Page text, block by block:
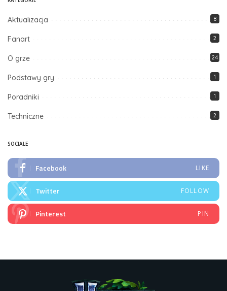
Aktualizacja 8
Fanart 2
O grze 24
Podstawy gry 1
Poradniki 1
Techniczne 2
SOCIALE
Facebook LIKE
Twitter FOLLOW
Pinterest PIN